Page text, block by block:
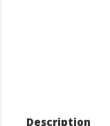
Description